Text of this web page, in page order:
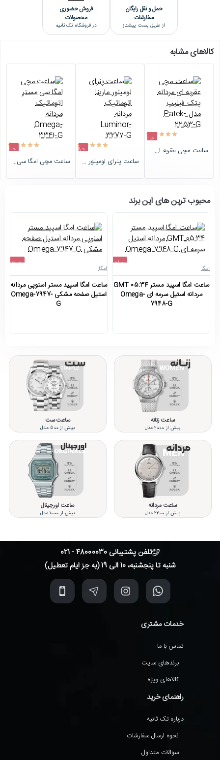
حمل و نقل رایگان
سفارشات
از طریق پست پیشتاز
فروش حضوری
محصولات
در فروشگاه تک ثانیه
کالاهای مشابه
حراج
اتمام موجودی
ساعت مچی عقربه ای مردانه پتک فیلیپ مدل Patek-2253-G
حراج
اتمام موجودی
ساعت پنرای لومینور مارینا اتوماتیک مردانه Luminor-3277-G
حراج
اتمام موجودی
ساعت مچی امگا سی مستر اتوماتیک مردانه Omega-3341-G
محبوب ترین های این برند
حراج
اتمام موجودی
امگا
ساعت امگا اسپید مستر 05:34 GMT
مردانه استیل سرمه ای Omega-
7948-G
حراج
اتمام موجودی
امگا
ساعت امگا اسپید مستر اسنوپی مردانه
استیل صفحه مشکی Omega-7947-
G
ساعت زنانه
بیش از 2000 مدل
ساعت ست
بیش از 500 مدل
ساعت مردانه
بیش از 2200 مدل
ساعت اورجینال
بیش از 1000 مدل
تلفن پشتیبانی 48000030 - 021
شنبه تا پنجشنبه، 10 الی 19 (به جز ایام تعطیل)
خدمات مشتری
تماس با ما
برندهای سایت
کالاهای ویژه
راهنمای خرید
درباره تک ثانیه
نحوه ارسال سفارشات
سوالات متداول